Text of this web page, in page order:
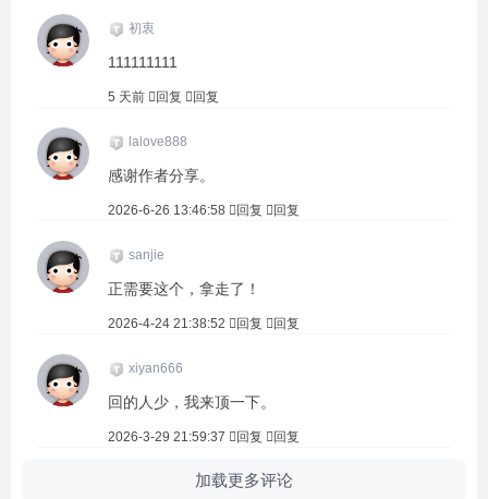
初衷
111111111
5 天前 回复 回复
lalove888
感谢作者分享。
2026-6-26 13:46:58 回复 回复
sanjie
正需要这个，拿走了！
2026-4-24 21:38:52 回复 回复
xiyan666
回的人少，我来顶一下。
2026-3-29 21:59:37 回复 回复
加载更多评论